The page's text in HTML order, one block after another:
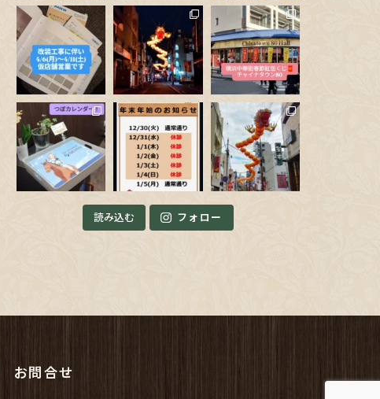
読み込む フォロー
お問合せ